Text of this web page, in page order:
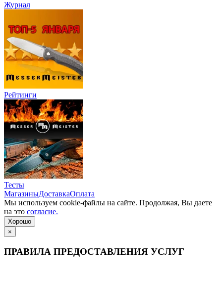
Журнал
Рейтинги
Тесты
МагазиныДоставкаОплата
Мы используем cookie-файлы на сайте. Продолжая, Вы даете
на это согласие.
Хорошо
×
ПРАВИЛА ПРЕДОСТАВЛЕНИЯ УСЛУГ